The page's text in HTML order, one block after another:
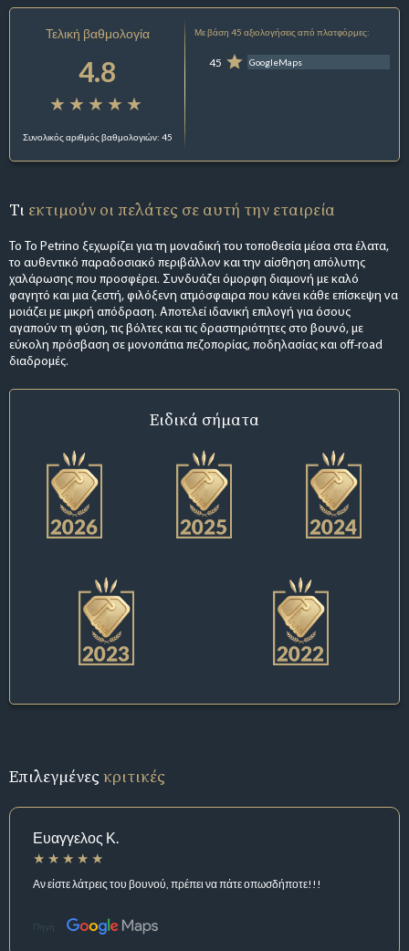
Τελική βαθμολογία
4.8
Συνολικός αριθμός βαθμολογιών: 45
Με βάση 45 αξιολογήσεις από πλατφόρμες:
45 GoogleMaps
Τι εκτιμούν οι πελάτες σε αυτή την εταιρεία
Το To Petrino ξεχωρίζει για τη μοναδική του τοποθεσία μέσα στα έλατα,
το αυθεντικό παραδοσιακό περιβάλλον και την αίσθηση απόλυτης
χαλάρωσης που προσφέρει. Συνδυάζει όμορφη διαμονή με καλό
φαγητό και μια ζεστή, φιλόξενη ατμόσφαιρα που κάνει κάθε επίσκεψη να
μοιάζει με μικρή απόδραση. Αποτελεί ιδανική επιλογή για όσους
αγαπούν τη φύση, τις βόλτες και τις δραστηριότητες στο βουνό, με
εύκολη πρόσβαση σε μονοπάτια πεζοπορίας, ποδηλασίας και off-road
διαδρομές.
Ειδικά σήματα
Επιλεγμένεςκριτικές
Ευαγγελος Κ.
Αν είστε λάτρεις του βουνού, πρέπει να πάτε οπωσδήποτε!!!
Πηγή: